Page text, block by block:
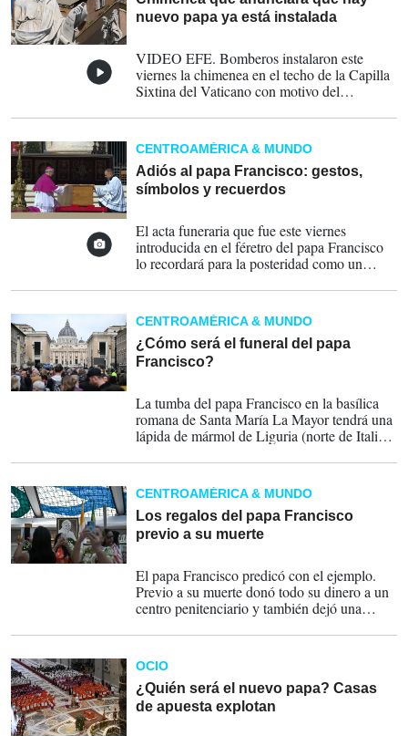
nuevo papa ya está instalada
VIDEO EFE. Bomberos instalaron este
viernes la chimenea en el techo de la Capilla
Sixtina del Vaticano con motivo del
elegir al nuevo papa y por el que saldrá el
humo negro o blanco que anunciará el
resultado de las votaciones de los cardenales.
CENTROAMÉRICA & MUNDO
Adiós al papa Francisco: gestos,
símbolos y recuerdos
El acta funeraria que fue este viernes
introducida en el féretro del papa Francisco
lo recordará para la posteridad como un
sociedad y por su lucha contra la lacra de los
abusos del clero.
CENTROAMÉRICA & MUNDO
¿Cómo será el funeral del papa
Francisco?
La tumba del papa Francisco en la basílica
romana de Santa María La Mayor tendrá una
lápida de mármol de Liguria (norte de Italia),
CENTROAMÉRICA & MUNDO
Los regalos del papa Francisco
previo a su muerte
El papa Francisco predicó con el ejemplo.
Previo a su muerte donó todo su dinero a un
centro penitenciario y también dejó una
Argentina, a la rectora de la Universidad
Católica del Sagrado Corazón, Elena
Beccalli, institución vinculada al Hospital
Gemelli de Roma, donde estuvo ingresado
durante 38 días.
OCIO
¿Quién será el nuevo papa? Casas
de apuesta explotan